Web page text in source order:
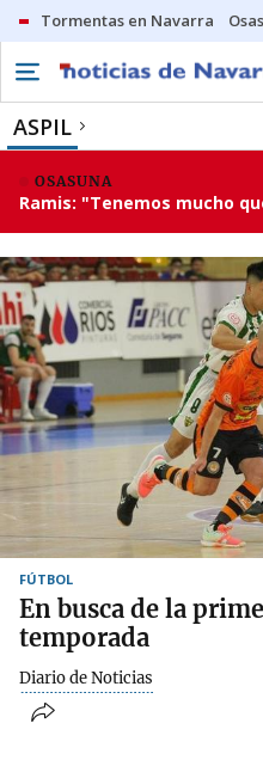
Tormentas en Navarra
ASPIL
OSASUNA
Ramis: "Tenemos mucho
FÚTBOL
En busca de la
temporada
Diario de Noticias